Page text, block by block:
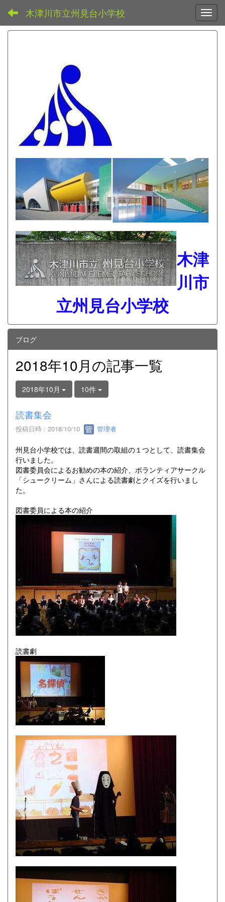
木津川市立州見台小学校
木津
川市
立州見台小学校
ブログ
2018年10月の記事一覧
2018年10月 10件
読書集会
投稿日時 : 2018/10/10 管理者
州見台小学校では、読書週間の取組の１つとして、読書集会
行いました。
図書委員会によるお勧めの本の紹介、ボランティアサークル
「シュークリーム」さんによる読書劇とクイズを行いまし
た。
図書委員による本の紹介
読書劇